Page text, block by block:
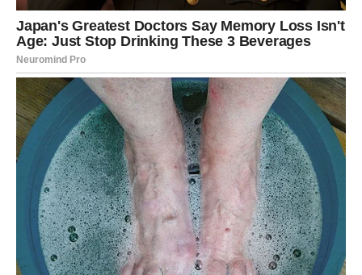
Postoji nešto što već dugo nosite duboko u sebi.
Možda ste se više puta zapitali da li će se taj san ikada
ostvariti, ali zvijezde sada jasno pokazuju da dolazi
vrijeme kada će se okolnosti početi mijenjati upravo u
vašu korist.
Sudbina će vas povezati sa ljudima i događajima koji će
imati ključnu ulogu u ostvarenju vaših planova.
Kada pogledate iza sebe, shvatićete da nijedna prepreka
nije bila uzaludna i da vas je svaka pripremala za ovaj
poseban period.